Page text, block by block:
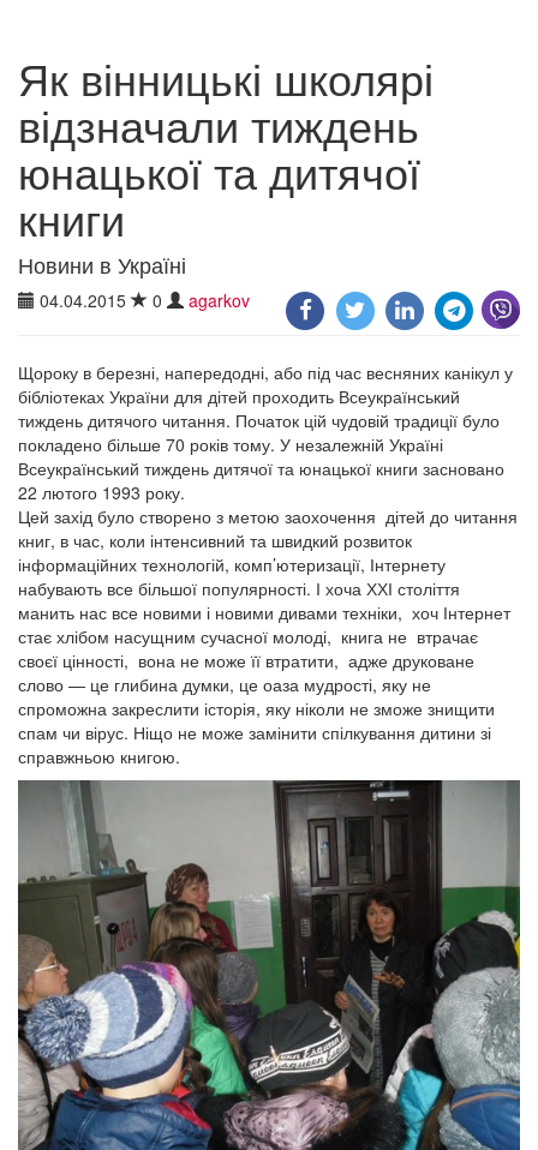
Як вінницькі школярі
відзначали тиждень
юнацької та дитячої
книги
Новини в Україні
04.04.2015 0 agarkov
Щороку в березні, напередодні, або під час весняних канікул у
бібліотеках України для дітей проходить Всеукраїнський
тиждень дитячого читання. Початок цій чудовій традиції було
покладено більше 70 років тому. У незалежній Україні
Всеукраїнський тиждень дитячої та юнацької книги засновано
22 лютого 1993 року.
Цей захід було створено з метою заохочення дітей до читання
книг, в час, коли інтенсивний та швидкий розвиток
інформаційних технологій, комп’ютеризації, Інтернету
набувають все більшої популярності. І хоча ХХІ століття
манить нас все новими і новими дивами техніки, хоч Інтернет
стає хлібом насущним сучасної молоді, книга не втрачає
своєї цінності, вона не може її втратити, адже друковане
слово — це глибина думки, це оаза мудрості, яку не
спроможна закреслити історія, яку ніколи не зможе знищити
спам чи вірус. Ніщо не може замінити спілкування дитини зі
справжньою книгою.